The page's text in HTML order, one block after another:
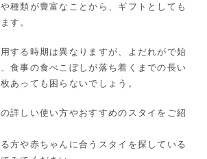
種類が豊富なことから、ギフトとしても
す。
する時期は異なりますが、よだれがで始
食事の食べこぼしが落ち着くまでの長い
あっても困らないでしょう。
詳しい使い方やおすすめのスタイをご紹
方や赤ちゃんに合うスタイを探している